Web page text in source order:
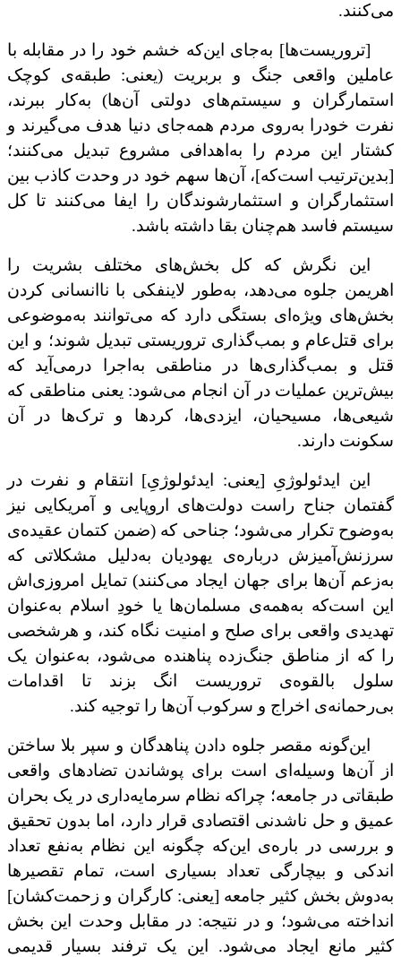
می‌کنند.
[تروریست‌ها] به‌جای این‌که خشم خود را در مقابله با
عاملین واقعی جنگ و بربریت (یعنی: طبقه‌ی کوچک
استمارگران و سیستم‌های دولتی آن‌ها) به‌کار ببرند،
نفرت خودرا به‌روی مردم همه‌‌جای دنیا هدف‌ می‌گیرند و
کشتار این مردم را به‌اهدافی مشروع تبدیل می‌‌کنند؛
[بدین‌ترتیب است‌که]، آن‌ها سهم خود در وحدت کاذب بین
استثمارگران و استثمارشوندگان را ایفا می‌کنند تا کل
سیستم فاسد هم‌چنان بقا داشته باشد.
این نگرش که کل بخش‌های مختلف بشریت را
اهریمن جلوه می‌دهد، به‌طور لاینفکی با ناانسانی کردن
بخش‌های ویژه‌ای بستگی دارد که می‌توانند به‌موضوعی
برای قتل‌عام و بمب‌گذاری تروریستی تبدیل شوند؛ و این
قتل و بمب‌گذاری‌ها در مناطقی به‌اجرا درمی‌آید که
بیش‌ترین عملیات در آن‌ انجام می‌شود: یعنی مناطقی که
شیعی‌ها، مسیحیان، ایزدی‌ها، کردها و ترک‌ها در آن
سکونت دارند.
این ایدئولوژیِ [یعنی: ایدئولوژیِ] انتقام و نفرت در
گفتمان جناح راست دولت‌های اروپایی و آمریکایی نیز
به‌وضوح تکرار می‌شود؛ جناحی که (ضمن کتمان عقیده‌‌ی
سرزنش‌آمیزش درباره‌ی یهودیان به‌دلیل مشکلاتی که
به‌زعم آن‌ها برای جهان ایجاد می‌کنند) تمایل امروزی‌اش
این است‌که به‌همه‌ی مسلمان‌ها یا خودِ اسلام به‌عنوان
تهدیدی واقعی برای صلح و امنیت نگاه کند، و هرشخصی
را که از مناطق جنگ‌زده پناهنده می‌شود، به‌عنوان یک
سلول بالقوه‌ی تروریست انگ بزند تا اقدامات
بی‌رحمانه‌ی اخراج و سرکوب آن‌ها را توجیه کند.
این‌گونه مقصر جلوه دادن پناهدگان و سپر بلا ساختن
از آن‌ها وسیله‌ای است برای پوشاندن تضادهای واقعی
طبقاتی در جامعه؛ چراکه نظام سرمایه‌داری در یک بحران
عمیق و حل ناشدنی اقتصادی قرار دارد، اما بدون تحقیق
و بررسی در باره‌ی این‌که چگونه این نظام به‌نفع تعداد
اندکی و بیچارگی تعداد بسیاری است، تمام تقصیرها
به‌دوش بخش کثیر جامعه [یعنی: کارگران و زحمت‌کشان]
انداخته می‌شود؛ و در نتیجه: در مقابل وحدت این بخش
کثیر مانع ایجاد می‌‌شود. این یک ترفند بسیار قدیمی